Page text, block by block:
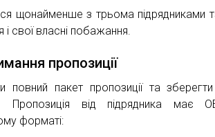
щонайменше з трьома підрядниками
і свої власні побажання.
пропозиції
повний пакет пропозиції та
Пропозиція від підрядника має
форматі: